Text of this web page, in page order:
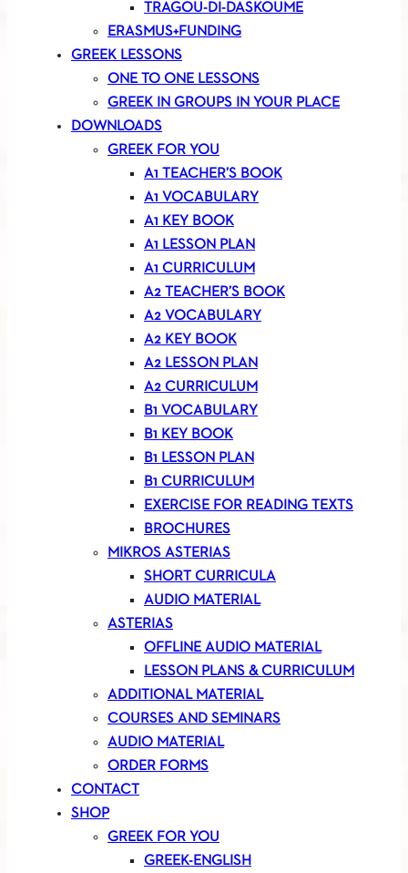
TRAGOU-DI-DASKOUME
ERASMUS+FUNDING
GREEK LESSONS
ONE TO ONE LESSONS
GREEK IN GROUPS IN YOUR PLACE
DOWNLOADS
GREEK FOR YOU
A1 TEACHER’S BOOK
A1 VOCABULARY
A1 KEY BOOK
A1 LESSON PLAN
A1 CURRICULUM
A2 TEACHER’S BOOK
A2 VOCABULARY
A2 KEY BOOK
A2 LESSON PLAN
A2 CURRICULUM
B1 VOCABULARY
B1 KEY BOOK
B1 LESSON PLAN
B1 CURRICULUM
EXERCISE FOR READING TEXTS
BROCHURES
MIKROS ASTERIAS
SHORT CURRICULA
AUDIO MATERIAL
ASTERIAS
OFFLINE AUDIO MATERIAL
LESSON PLANS & CURRICULUM
ADDITIONAL MATERIAL
COURSES AND SEMINARS
AUDIO MATERIAL
ORDER FORMS
CONTACT
SHOP
GREEK FOR YOU
GREEK-ENGLISH